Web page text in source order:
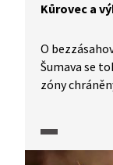
Kůrovec a
O
Šumava se
zóny
hospodářské.
hospodařit.